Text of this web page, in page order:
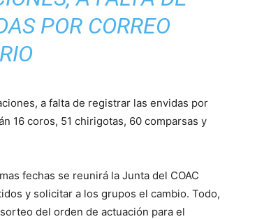
POR CORREO
a falta de registrar las envidas por
16 coros, 51 chirigotas, 60 comparsas y
fechas se reunirá la Junta del COAC
y solicitar a los grupos el cambio. Todo,
del orden de actuación para el